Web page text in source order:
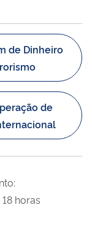
de Dinheiro
de
horas